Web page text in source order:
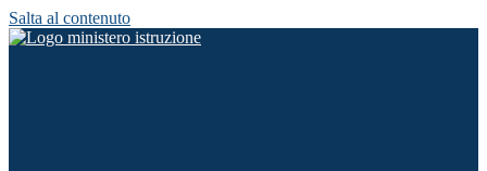
Salta al contenuto